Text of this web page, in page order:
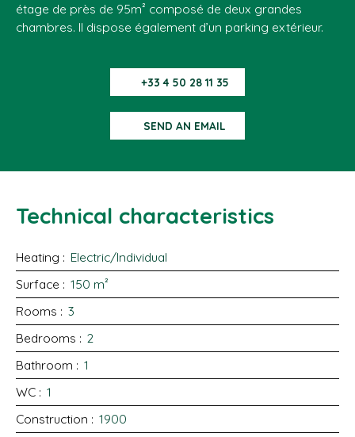
étage de près de 95m² composé de deux grandes
chambres. Il dispose également d’un parking extérieur.
+33 4 50 28 11 35
SEND AN EMAIL
Technical characteristics
Heating : Electric/Individual
Surface : 150 m²
Rooms : 3
Bedrooms : 2
Bathroom : 1
WC : 1
Construction : 1900